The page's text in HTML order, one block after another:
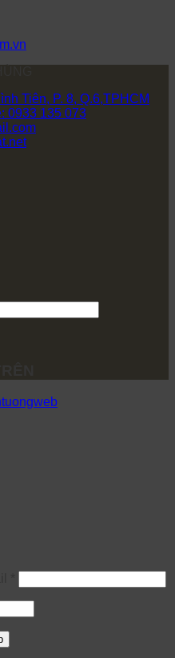
Tiên, P. 8, Q.6,TPHCM
0933 135 073